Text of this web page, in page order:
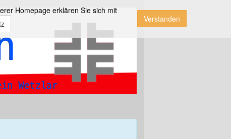
Homepage erklären Sie sich mit
Verstanden